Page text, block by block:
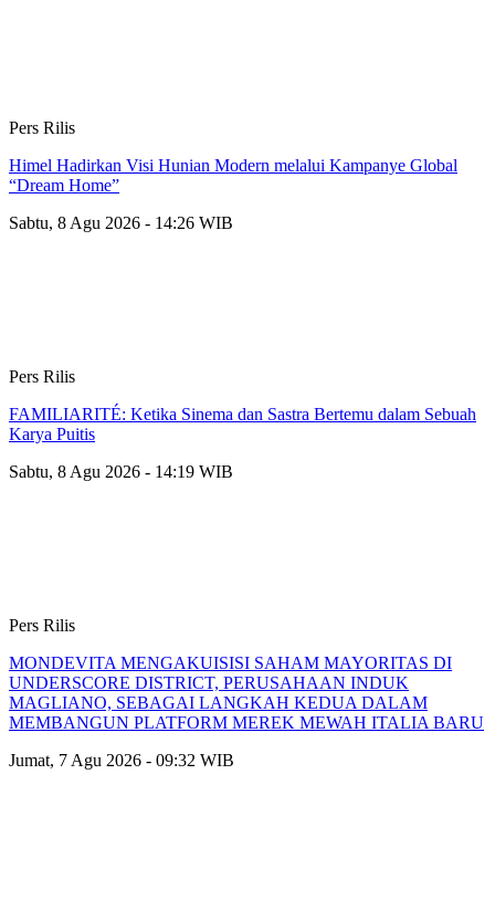
Pers Rilis
Himel Hadirkan Visi Hunian Modern melalui Kampanye Global
“Dream Home”
Sabtu, 8 Agu 2026 - 14:26 WIB
Pers Rilis
FAMILIARITÉ: Ketika Sinema dan Sastra Bertemu dalam Sebuah
Karya Puitis
Sabtu, 8 Agu 2026 - 14:19 WIB
Pers Rilis
MONDEVITA MENGAKUISISI SAHAM MAYORITAS DI
UNDERSCORE DISTRICT, PERUSAHAAN INDUK
MAGLIANO, SEBAGAI LANGKAH KEDUA DALAM
MEMBANGUN PLATFORM MEREK MEWAH ITALIA BARU
Jumat, 7 Agu 2026 - 09:32 WIB